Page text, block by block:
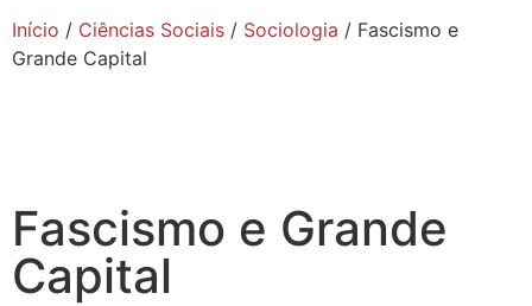
Início / Ciências Sociais / Sociologia / Fascismo e
Grande Capital
Fascismo e Grande
Capital